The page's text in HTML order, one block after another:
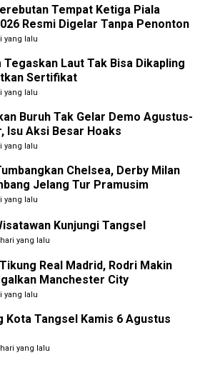
Tempat Ketiga Piala
Resmi Digelar Tanpa Penonton
yang lalu
Tegaskan Laut Tak Bisa Dikapling
Sertifikat
yang lalu
Buruh Tak Gelar Demo Agustus-
Isu Aksi Besar Hoaks
yang lalu
Chelsea, Derby Milan
Jelang Tur Pramusim
yang lalu
Kunjungi Tangsel
yang lalu
Real Madrid, Rodri Makin
Manchester City
yang lalu
Kota Tangsel Kamis 6 Agustus
yang lalu